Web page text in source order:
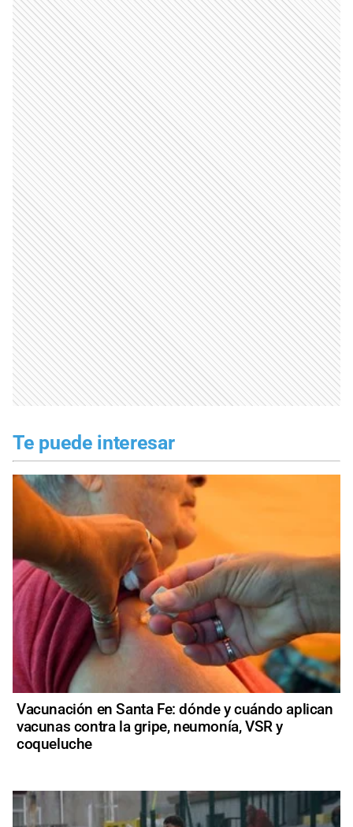
Te puede interesar
Vacunación en Santa Fe: dónde y cuándo aplican
vacunas contra la gripe, neumonía, VSR y
coqueluche